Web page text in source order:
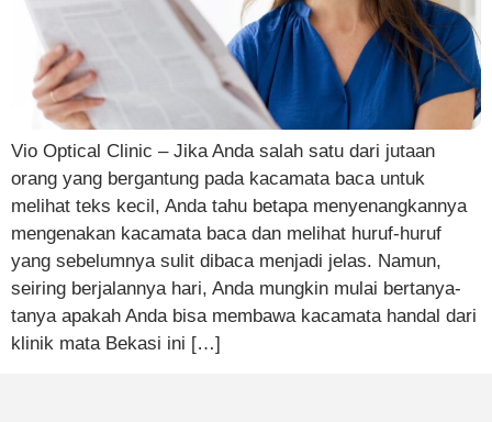
Vio Optical Clinic – Jika Anda salah satu dari jutaan
orang yang bergantung pada kacamata baca untuk
melihat teks kecil, Anda tahu betapa menyenangkannya
mengenakan kacamata baca dan melihat huruf-huruf
yang sebelumnya sulit dibaca menjadi jelas. Namun,
seiring berjalannya hari, Anda mungkin mulai bertanya-
tanya apakah Anda bisa membawa kacamata handal dari
klinik mata Bekasi ini […]